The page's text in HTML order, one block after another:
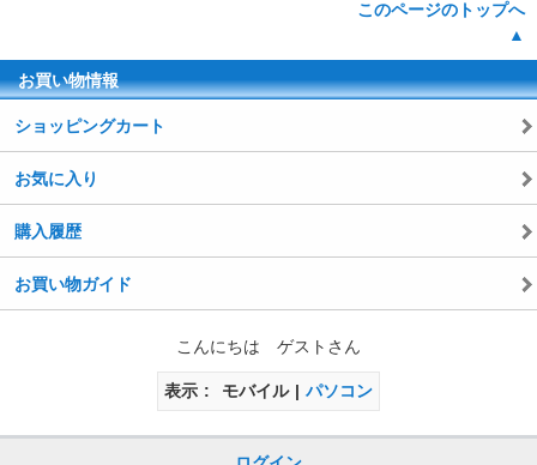
このページのトップへ
▲
お買い物情報
ショッピングカート
お気に入り
購入履歴
お買い物ガイド
こんにちは ゲストさん
表示 モバイル パソコン